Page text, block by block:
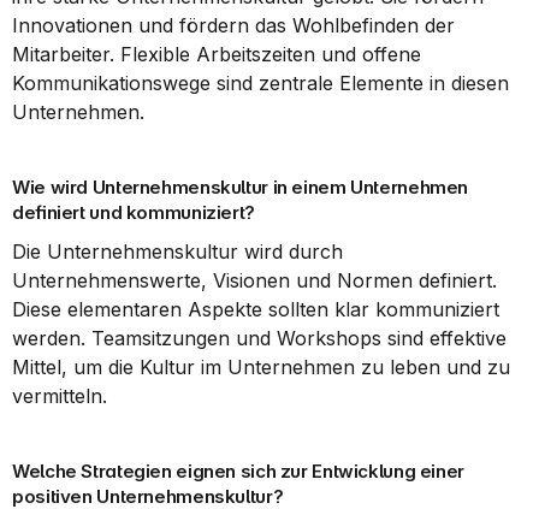
Innovationen und fördern das Wohlbefinden der
Mitarbeiter. Flexible Arbeitszeiten und offene
Kommunikationswege sind zentrale Elemente in diesen
Unternehmen.
Wie wird Unternehmenskultur in einem Unternehmen
definiert und kommuniziert?
Die Unternehmenskultur wird durch
Unternehmenswerte, Visionen und Normen definiert.
Diese elementaren Aspekte sollten klar kommuniziert
werden. Teamsitzungen und Workshops sind effektive
Mittel, um die Kultur im Unternehmen zu leben und zu
vermitteln.
Welche Strategien eignen sich zur Entwicklung einer
positiven Unternehmenskultur?